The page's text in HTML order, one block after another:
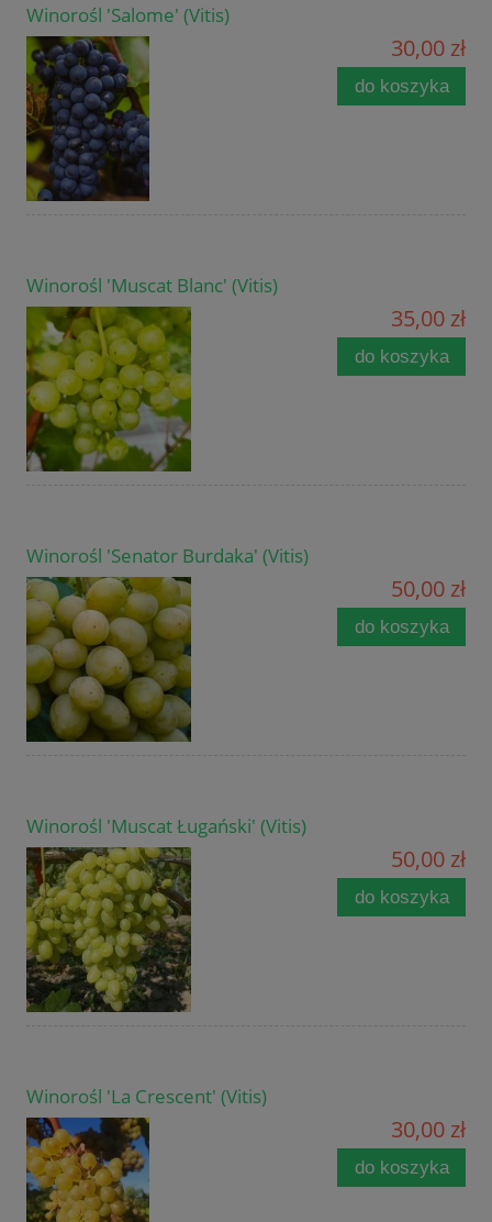
Winorośl 'Salome' (Vitis)
30,00 zł
do koszyka
Winorośl 'Muscat Blanc' (Vitis)
35,00 zł
do koszyka
Winorośl 'Senator Burdaka' (Vitis)
50,00 zł
do koszyka
Winorośl 'Muscat Ługański' (Vitis)
50,00 zł
do koszyka
Winorośl 'La Crescent' (Vitis)
30,00 zł
do koszyka